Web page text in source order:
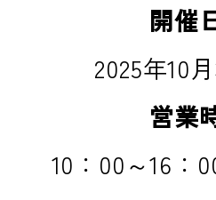
開催
2025年10
営業
10：00～16：